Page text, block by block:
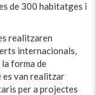
de 300 habitatges i
realitzaren
internacionals,
forma de
es van realitzar
per a projectes